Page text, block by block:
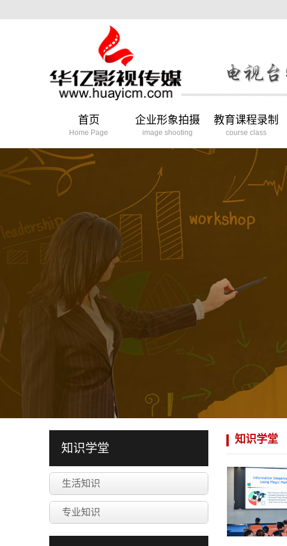
首页
Home Page
企业形象拍摄
image shooting
教育课程录制
course class
知识学堂
生活知识
专业知识
知识学堂